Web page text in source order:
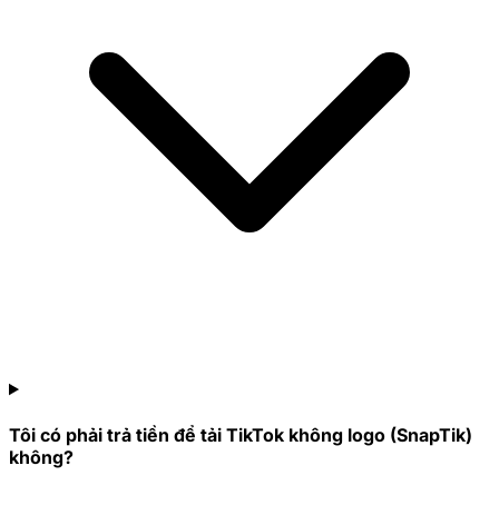
Tôi có phải trả tiền để tải TikTok không logo (SnapTik)
không?